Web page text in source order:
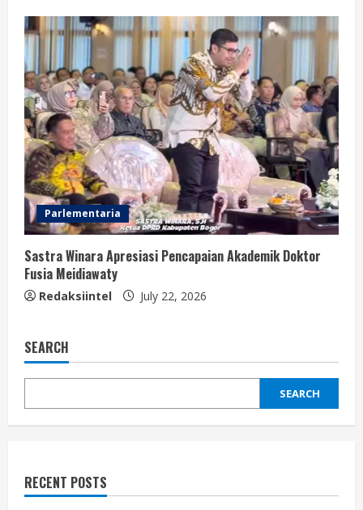
Parlementaria
Sastra Winara Apresiasi Pencapaian Akademik Doktor
Fusia Meidiawaty
Redaksiintel July 22, 2026
SEARCH
SEARCH
RECENT POSTS